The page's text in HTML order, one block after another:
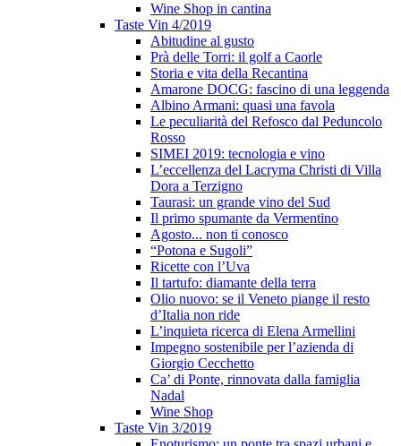
Wine Shop in cantina
Taste Vin 4/2019
Abitudine al gusto
Prà delle Torri: il golf a Caorle
Storia e vita della Recantina
Amarone DOCG: fascino di una leggenda
Albino Armani: quasi una favola
Le peculiarità del Refosco dal Peduncolo
Rosso
SIMEI 2019: tecnologia e vino
L’eccellenza del Lacryma Christi di Villa
Dora a Terzigno
Taurasi: un grande vino del Sud
Il primo spumante da Vermentino
Agosto... non ti conosco
“Potona e Sugoli”
Ricette con l’Uva
Il tartufo: diamante della terra
Olio nuovo: se il Veneto piange il resto
d’Italia non ride
L’inquieta ricerca di Elena Armellini
Impegno sostenibile per l’azienda di
Giorgio Cecchetto
Ca’ di Ponte, rinnovata dalla famiglia
Nadal
Wine Shop
Taste Vin 3/2019